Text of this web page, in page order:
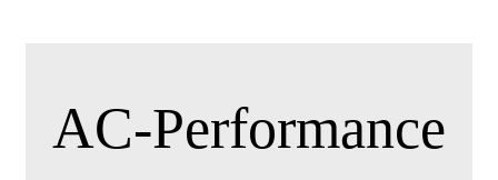
AC-Performance